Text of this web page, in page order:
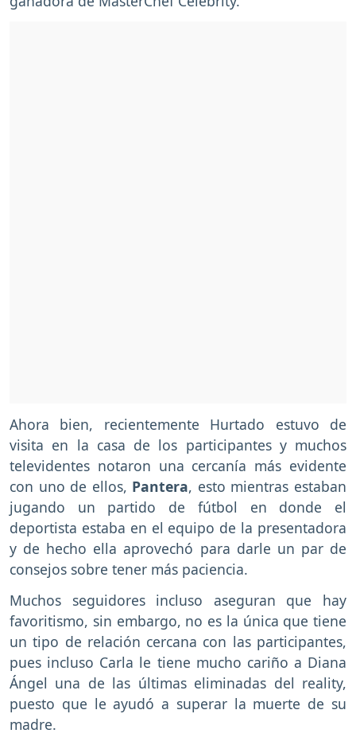
Ahora bien, recientemente Hurtado estuvo de
visita en la casa de los participantes y muchos
televidentes notaron una cercanía más evidente
con uno de ellos, Pantera, esto mientras estaban
jugando un partido de fútbol en donde el
deportista estaba en el equipo de la presentadora
y de hecho ella aprovechó para darle un par de
consejos sobre tener más paciencia.
Muchos seguidores incluso aseguran que hay
favoritismo, sin embargo, no es la única que tiene
un tipo de relación cercana con las participantes,
pues incluso Carla le tiene mucho cariño a Diana
Ángel una de las últimas eliminadas del reality,
puesto que le ayudó a superar la muerte de su
madre.